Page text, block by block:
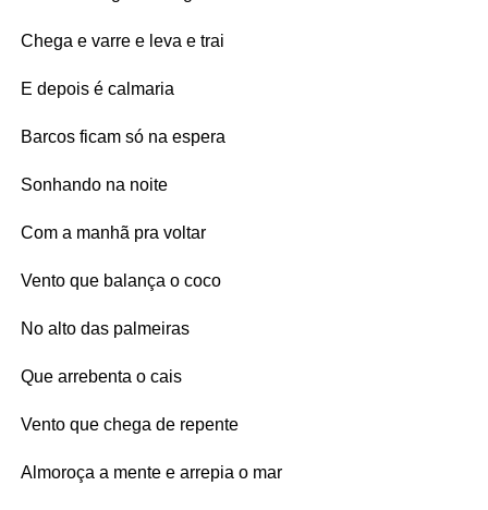
Chega e varre e leva e trai
E depois é calmaria
Barcos ficam só na espera
Sonhando na noite
Com a manhã pra voltar
Vento que balança o coco
No alto das palmeiras
Que arrebenta o cais
Vento que chega de repente
Almoroça a mente e arrepia o mar